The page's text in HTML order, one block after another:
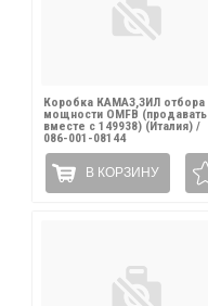
Коробка КАМАЗ,ЗИЛ отбора
мощности OMFB (продавать
вместе с 149938) (Италия) /
086-001-08144
В КОРЗИНУ